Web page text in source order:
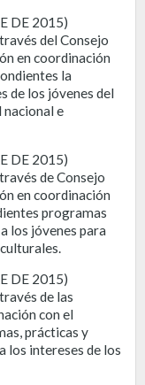
DE 2015)
del Consejo
en coordinación
la
de los jóvenes del
nacional e
DE 2015)
de Consejo
en coordinación
programas
los jóvenes para
DE 2015)
de las
con el
prácticas y
los intereses de los